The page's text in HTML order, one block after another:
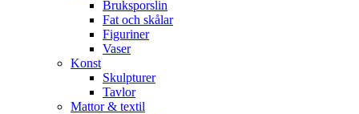
Bruksporslin
Fat och skålar
Figuriner
Vaser
Konst
Skulpturer
Tavlor
Mattor & textil